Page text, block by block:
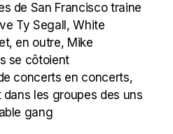
de San Francisco traine
Ty Segall, White
en outre, Mike
se côtoient
concerts en concerts,
les groupes des uns
gang